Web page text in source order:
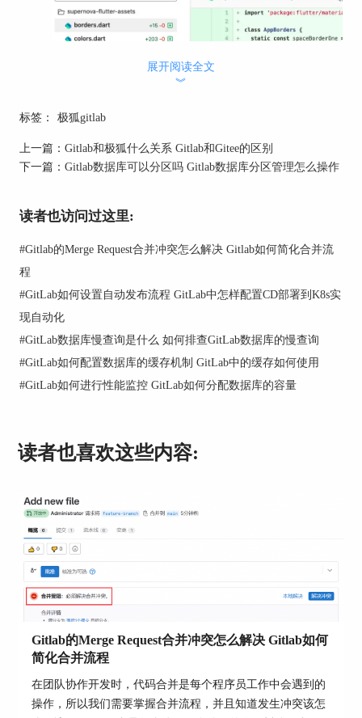
二、开发者如何确保Gitlab数据库的安全性？
既然数据库安全很重要，那具体怎么做才能确保它
安全呢？这里给你总结几个特别实用的安全建议：
1、设置强密码并定期更换（最基本也最重要）
数据库账号密码设置不能过于简单，设置密码时要
用复杂的密码组合（字母大小写+数字+符号）。
这样最基础的安全就做到了。
这是很多安全事件的根源之一：
数据库端口（比如PostgreSQL的5432端口）绝对不
要直接开放到互联网上！
建议数据库只在内网环境开放。
如果需要远程管理数据库，可以使用VPN或者SSH
隧道的方式安全连接。
这样基本就堵死了大部分攻击的通道。
3、启用Gitlab数据库加密连接（SSL）
展开阅读全文
︾
标签： 极狐gitlab
上一篇： Gitlab和极狐什么关系 Gitlab和Gitee的区别
下一篇： Gitlab数据库可以分区吗 Gitlab数据库分区管理怎么操作
读者也访问过这里:
#Gitlab的Merge Request合并冲突怎么解决 Gitlab如何简化合并流
程
#GitLab如何设置自动发布流程 GitLab中怎样配置CD部署到K8s实
现自动化
#GitLab数据库慢查询是什么 如何排查GitLab数据库的慢查询
#GitLab如何配置数据库的缓存机制 GitLab中的缓存如何使用
#GitLab如何进行性能监控 GitLab如何分配数据库的容量
读者也喜欢这些内容:
Gitlab的Merge Request合并冲突怎么解决 Gitlab如何
简化合并流程
在团队协作开发时，代码合并是每个程序员工作中会遇到的
操作，所以我们需要掌握合并流程，并且知道发生冲突该怎